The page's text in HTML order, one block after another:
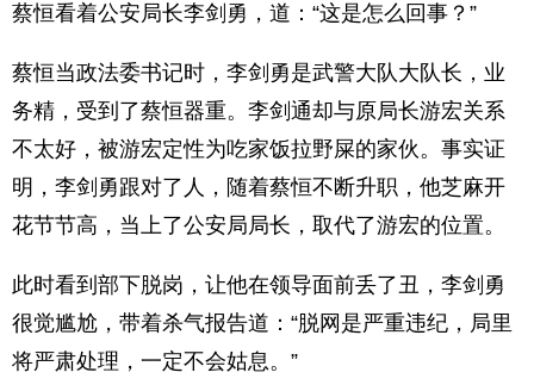
蔡恒看着公安局长李剑勇，道：“这是怎么回事？”
蔡恒当政法委书记时，李剑勇是武警大队大队长，业
务精，受到了蔡恒器重。李剑通却与原局长游宏关系
不太好，被游宏定性为吃家饭拉野屎的家伙。事实证
明，李剑勇跟对了人，随着蔡恒不断升职，他芝麻开
花节节高，当上了公安局局长，取代了游宏的位置。
此时看到部下脱岗，让他在领导面前丢了丑，李剑勇
很觉尴尬，带着杀气报告道：“脱网是严重违纪，局里
将严肃处理，一定不会姑息。”